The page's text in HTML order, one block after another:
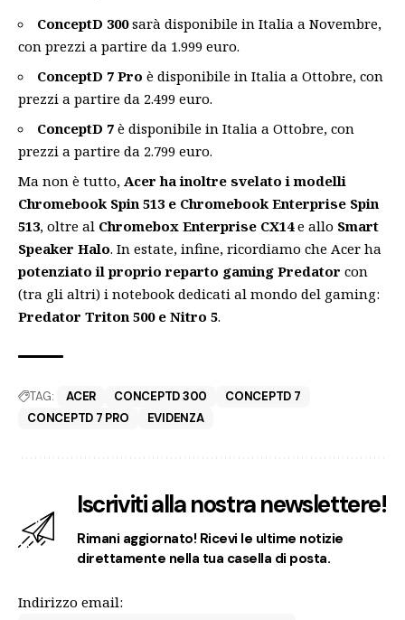
ConceptD 300sarà disponibile in Italia a Novembre,
con prezzi a partire da 1.999 euro.
ConceptD 7 Pro è disponibile in Italia a Ottobre, con
prezzi a partire da 2.499 euro.
ConceptD 7 è disponibile in Italia a Ottobre, con
prezzi a partire da 2.799 euro.
Ma non è tutto, Acer ha inoltre svelato i modelli
Chromebook Spin 513 e Chromebook Enterprise Spin
513, oltre al Chromebox Enterprise CX14e allo Smart
Speaker Halo. In estate, infine, ricordiamo che Acer ha
potenziato il proprio reparto gaming Predator con
(tra gli altri) i notebook dedicati al mondo del gaming:
Predator Triton 500 e Nitro 5.
TAG: ACER CONCEPTD 300
CONCEPTD 7
CONCEPTD 7 PRO
EVIDENZA
Iscriviti alla nostra newslettere!
Rimani aggiornato! Ricevi le ultime notizie
direttamente nella tua casella di posta.
Indirizzo email: